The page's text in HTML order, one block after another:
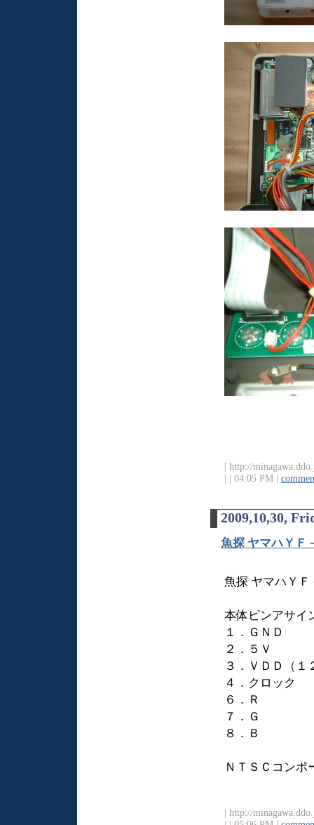
| http://
| | 04:05 PM |
2009,10,30,
魚探 ヤマハＹＦ
魚探 ヤマハＹ
本体ピンアサイ
１．ＧＮＤ
２．５Ｖ
３．ＶＤＤ（１
４．クロック
６．Ｒ
７．Ｇ
８．Ｂ
ＮＴＳＣコンポ
| http://